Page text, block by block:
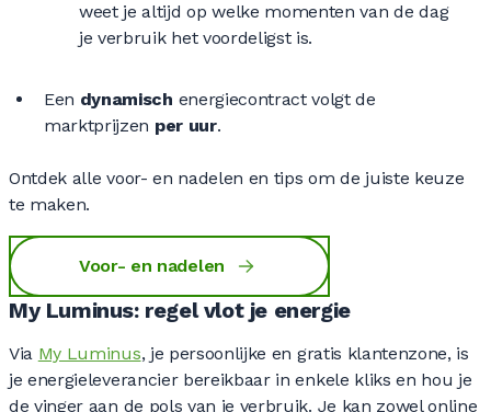
weet je altijd op welke momenten van de dag
je verbruik het voordeligst is.
Een dynamisch energiecontract volgt de
marktprijzen per uur.
Ontdek alle voor- en nadelen en tips om de juiste keuze
te maken.
Voor- en nadelen
My Luminus: regel vlot je energie
Via My Luminus, je persoonlijke en gratis klantenzone, is
je energieleverancier bereikbaar in enkele kliks en hou je
de vinger aan de pols van je verbruik. Je kan zowel online